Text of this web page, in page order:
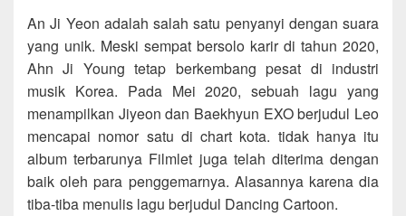
An Ji Yeon adalah salah satu penyanyi dengan suara
yang unik. Meski sempat bersolo karir di tahun 2020,
Ahn Ji Young tetap berkembang pesat di industri
musik Korea. Pada Mei 2020, sebuah lagu yang
menampilkan Jiyeon dan Baekhyun EXO berjudul Leo
mencapai nomor satu di chart kota. tidak hanya itu
album terbarunya Filmlet juga telah diterima dengan
baik oleh para penggemarnya. Alasannya karena dia
tiba-tiba menulis lagu berjudul Dancing Cartoon.